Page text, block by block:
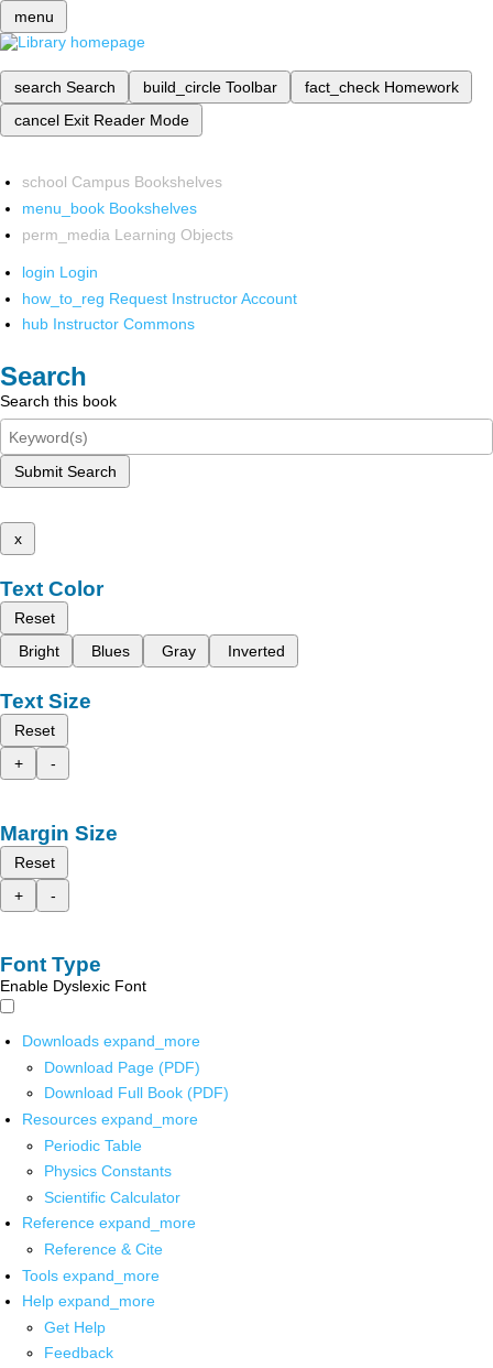
menu
search Search build_circle Toolbar fact_check Homework
cancel Exit Reader Mode
school Campus Bookshelves
menu_book Bookshelves
perm_media Learning Objects
login Login
how_to_reg Request Instructor Account
hub Instructor Commons
Search
Search this book
Submit Search
x
Text Color
Reset
Bright
Blues Gray Inverted
Text Size
Reset
+
-
Margin Size
Reset
+
-
Font Type
Enable Dyslexic Font
Downloads expand_more
Download Page (PDF)
Download Full Book (PDF)
Resources expand_more
Periodic Table
Physics Constants
Scientific Calculator
Reference expand_more
Reference & Cite
Tools expand_more
Help expand_more
Get Help
Feedback